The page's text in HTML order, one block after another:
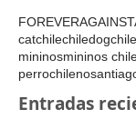
catchilechiledogchile
mininosmininos
perrochileno
Entradas